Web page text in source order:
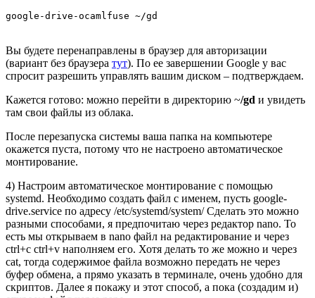
google-drive-ocamlfuse ~/gd
Вы будете перенаправлены в браузер для авторизации
(вариант без браузера тут). По ее завершении Google у вас
спросит разрешить управлять вашим диском – подтверждаем.
Кажется готово: можно перейти в директорию ~/gd и увидеть
там свои файлы из облака.
После перезапуска системы ваша папка на компьютере
окажется пуста, потому что не настроено автоматическое
монтирование.
4) Настроим автоматическое монтирование с помощью
systemd. Необходимо создать файл с именем, пусть google-
drive.service по адресу /etc/systemd/system/ Сделать это можно
разными способами, я предпочитаю через редактор nano. То
есть мы открываем в nano файл на редактирование и через
ctrl+c ctrl+v наполняем его. Хотя делать то же можно и через
cat, тогда содержимое файла возможно передать не через
буфер обмена, а прямо указать в терминале, очень удобно для
скриптов. Далее я покажу и этот способ, а пока (создадим и)